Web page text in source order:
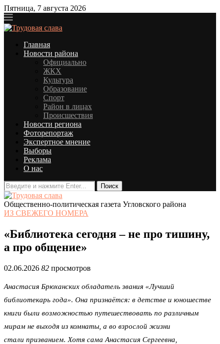
Пятница, 7 августа 2026
Главная
Новости района
Официально
ЖКХ
Культура
Образование
Спорт
Район в лицах
Происшествия
Новости региона
Фоторепортаж
Экспертное мнение
Выборы
Реклама
О нас
Общественно-политическая газета Угловского района
ИЗ СВЕЖЕГО НОМЕРА
«Библиотека сегодня – не про тишину,
а про общение»
02.06.2026 82 просмотров
Анастасия Брюханских обладатель звания «Лучший
библиотекарь года». Она признаётся: в детстве и юношестве
книги были возможностью путешествовать по различным
мирам не выходя из комнаты, а во взрослой жизни
стали призванием. Хотя сама Анастасия Сергеевна,